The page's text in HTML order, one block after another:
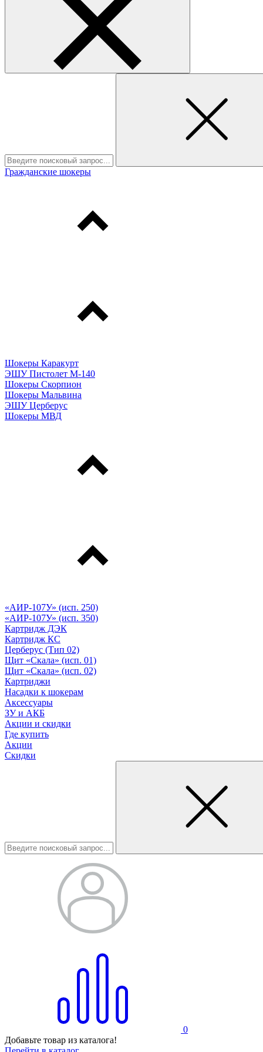
Гражданские шокеры
Шокеры Каракурт
ЭШУ Пистолет М-140
Шокеры Скорпион
Шокеры Мальвина
ЭШУ Церберус
Шокеры МВД
«АИР-107У» (исп. 250)
«АИР-107У» (исп. 350)
Картридж ДЭК
Картридж КС
Церберус (Тип 02)
Щит «Скала» (исп. 01)
Щит «Скала» (исп. 02)
Картриджи
Насадки к шокерам
Аксессуары
ЗУ и АКБ
Акции и скидки
Где купить
Акции
Скидки
0
Добавьте товар из каталога!